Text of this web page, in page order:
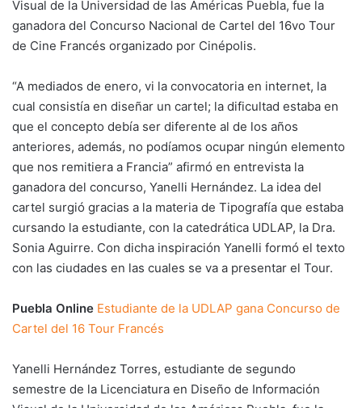
Visual de la Universidad de las Américas Puebla, fue la
ganadora del Concurso Nacional de Cartel del 16vo Tour
de Cine Francés organizado por Cinépolis.
“A mediados de enero, vi la convocatoria en internet, la
cual consistía en diseñar un cartel; la dificultad estaba en
que el concepto debía ser diferente al de los años
anteriores, además, no podíamos ocupar ningún elemento
que nos remitiera a Francia” afirmó en entrevista la
ganadora del concurso, Yanelli Hernández. La idea del
cartel surgió gracias a la materia de Tipografía que estaba
cursando la estudiante, con la catedrática UDLAP, la Dra.
Sonia Aguirre. Con dicha inspiración Yanelli formó el texto
con las ciudades en las cuales se va a presentar el Tour.
Puebla Online Estudiante de la UDLAP gana Concurso de
Cartel del 16 Tour Francés
Yanelli Hernández Torres, estudiante de segundo
semestre de la Licenciatura en Diseño de Información